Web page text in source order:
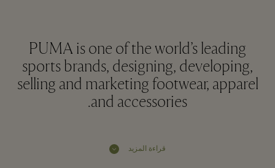
PUMA is one of the world’s leading
sports brands, designing, developing,
selling and marketing footwear, apparel
and accessories.
قراءة المزيد